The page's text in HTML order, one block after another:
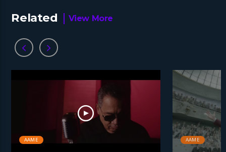
Related View More
AAME AAME